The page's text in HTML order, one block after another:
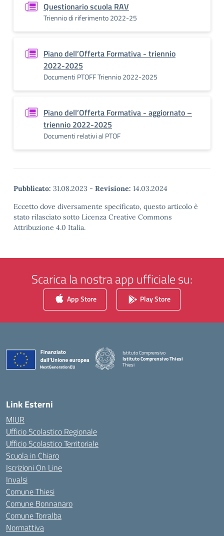
Questionario scuola RAV
Triennio di riferimento 2022-25
Piano dell’Offerta Formativa - triennio
2022-2025
Documenti PTOFF Triennio 2022-2025
Piano dell’Offerta Formativa - aggiornato –
triennio 2022-2025
Documenti relativi al PTOF
Pubblicato: 31.08.2023 - Revisione: 14.03.2024
Eccetto dove diversamente specificato, questo articolo è
stato rilasciato sotto Licenza Creative Commons
Attribuzione 4.0 Italia.
Scarica la nostra app ufficiale su:
App Store Play Store
Istituto Comprensivo
Istituto Comprensivo Thiesi
Thiesi
Link Esterni
MIUR
Ufficio Scolastico Regionale
Ufficio Scolastico Territoriale
Scuola in Chiaro
Iscrizioni On Line
Invalsi
Comune Thiesi
Comune Bonnanaro
Comune Torralba
Normattiva